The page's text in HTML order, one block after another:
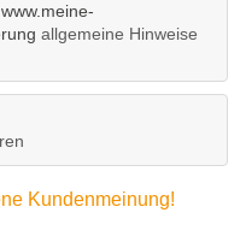
www.meine-
allgemeine Hinweise
Kundenmeinung!